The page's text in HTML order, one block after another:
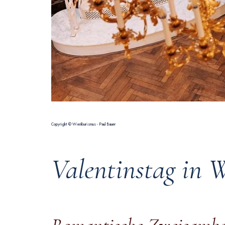
Copyright © WienTourismus - Paul Bauer
Valentinstag in